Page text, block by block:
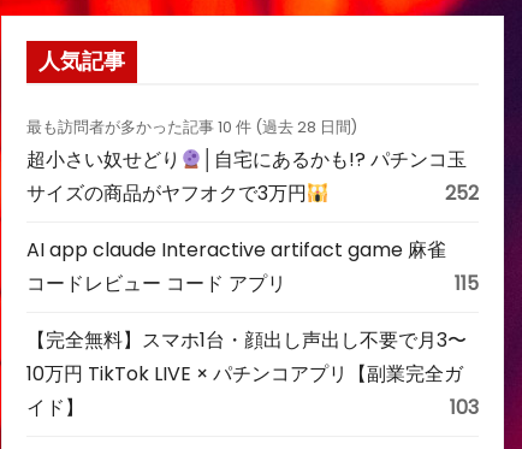
人気記事
最も訪問者が多かった記事 10 件 (過去 28 日間)
超小さい奴せどり
│自宅にあるかも!? パチンコ玉
サイズの商品がヤフオクで3万円
252
AI app claude Interactive artifact game 麻雀
コードレビュー コード アプリ
115
【完全無料】スマホ1台・顔出し声出し不要で月3〜
10万円 TikTok LIVE × パチンコアプリ【副業完全ガ
イド】
103